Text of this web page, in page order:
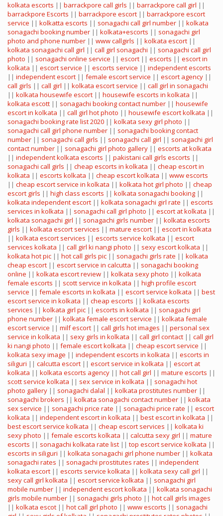
kolkata escorts || barrackpore call girls || barrackpore call girl ||
barrackpore Escorts || barrackpore escort || barrackpore escort
service || kolkatta escorts || sonagachi call girl number || kolkata
sonagachi booking number || kolkata+escorts || sonagachi girl
photo and phone number || www callgirls || kolkata escort ||
kolkata sonagachi call girl || call girl sonagachi || sonagachi call girl
photo || sonagachi online service || escort || escorts || escort in
kolkata || escort service || escorts service || independent escorts
|| independent escort || female escort service || escort agency ||
call girls || call girl || kolkata escort service || call girl in sonagachi
|| kolkata housewife escort || housewife escorts in kolkata ||
kolkata escott || sonagachi booking contact number || housewife
escort in kolkata || call girl hot photo || housewife escort kolkata ||
sonagachi booking rate list 2020 || kolkata sexy girl photo ||
sonagachi call girl phone number || sonagachi booking contact
number || sonagachi call girls || sonagachi call girl || sonagachi girl
contact number || sonagachi girl photo gallery || escorts at kolkata
|| independent kolkata escorts || pakistani call girls escorts ||
sonagachi call girls || cheap escorts in kolkata || cheap escort in
kolkata || escorts kolkata || cheap escort kolkata || www escorts
|| cheap escort service in kolkata || kolkata hot girl photo || cheap
escort girls || high class escorts || kolkata sonagachi booking ||
kolkata independent escort || kolkata sonagachi girl rate || escorts
services in kolkata || sonagachi call girl photo || escort at kolkata ||
kolkata sonagachi girl || sonagachi girls number || kolkata escorts
girls || kolkata escort services || mature escort || escort in kolkata
|| kolkata escort services || escorts service kolkata || escort
services kolkata || call girl ki nangi photo || sexy escort kolkata ||
kolkata hot pic || hot call girls pic || sonagachi girls rate || kolkata
cheap escort || escort service in calcutta || sonagachi booking
online || kolkata escort review || kolkata sexy photo || kolkata
female escorts || scott service in kolkata || high profile escort
service || female escorts in kolkata || escort service kolkata || best
escort service in kolkata || cheap escorts || kolkata escorts
services || kolkata girl pic || escorts in kolkata || sonagachi girl
phone number || kolkata female escort service || kolkata female
escort service || milf escort || call girls hot images || personal sex
service in kolkata || sexy girls in kolkata || call girl contact || call girl
ki nangi photo || female escort kolkata || cheap escort service ||
kolkata sexy image || independent escorts in kolkata || escorts in
siliguri || calcutta escort || escort service in kolkata || escort at
kolkata || kolkata escorts agency || hot call girl || mature escorts ||
scott service kolkata || sex service in kolkata || sonagachi hot
photo gallery || sonagachi dalal || kolkata prostitutes number ||
sonagachi brokers || kolkata sonagachi contact number || kolkata
sex service || sonagachi price rate || sonagachi price rate || escort
kolkata || independent escort in kolkata || best escort in kolkata ||
best escort service kolkata || cheap escort services || kolkata ki
sexy photo || female escorts kolkata || calcutta sexy girl || mature
escorts || sonagachi kolkata rate list || top escort service kolkata ||
escorts in siliguri || kolkata sonagachi girl phone number || kolkata
sonagachi rates || sonagachi prostitutes rates || independent
kolkata escort || escorts service kolkata || kolkata sexy call girl ||
sexy call girl kolkata || escort service kolkata || sonagachi girl
mobile number || independent escort kolkata || kolkata sonagachi
girls mobile number || sonagachi girls photo || hot call girls images
|| kolkata escot || hot call girl photo || www escorts || sonagachi